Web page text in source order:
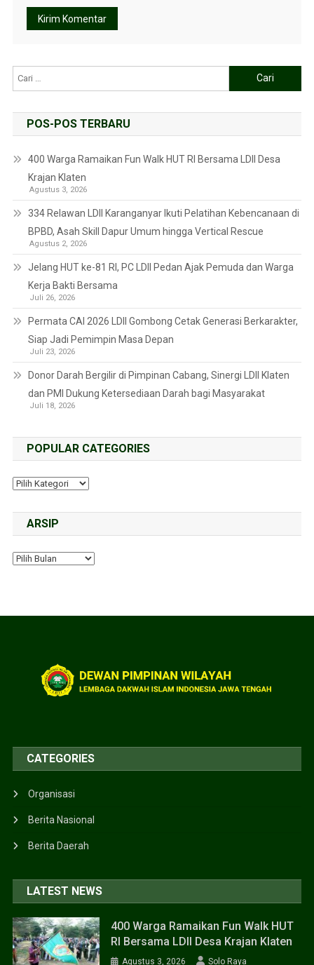
POS-POS TERBARU
400 Warga Ramaikan Fun Walk HUT RI Bersama LDII Desa
Krajan Klaten
Agustus 3, 2026
334 Relawan LDII Karanganyar Ikuti Pelatihan Kebencanaan di
BPBD, Asah Skill Dapur Umum hingga Vertical Rescue
Agustus 2, 2026
Jelang HUT ke-81 RI, PC LDII Pedan Ajak Pemuda dan Warga
Kerja Bakti Bersama
Juli 26, 2026
Permata CAI 2026 LDII Gombong Cetak Generasi Berkarakter,
Siap Jadi Pemimpin Masa Depan
Juli 23, 2026
Donor Darah Bergilir di Pimpinan Cabang, Sinergi LDII Klaten
dan PMI Dukung Ketersediaan Darah bagi Masyarakat
Juli 18, 2026
POPULAR CATEGORIES
ARSIP
CATEGORIES
Organisasi
Berita Nasional
Berita Daerah
LATEST NEWS
400 Warga Ramaikan Fun Walk HUT
RI Bersama LDII Desa Krajan Klaten
Agustus 3, 2026 Solo Raya